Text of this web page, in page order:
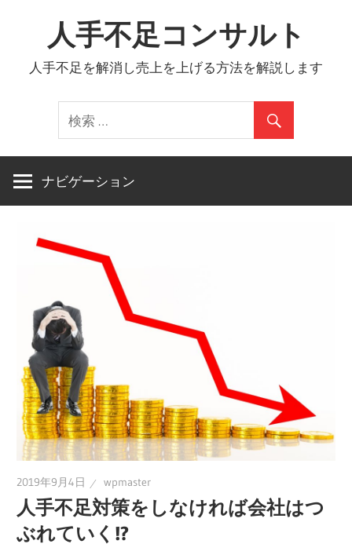
人手不足コンサルト
人手不足を解消し売上を上げる方法を解説します
ナビゲーション
2019年9月4日 wpmaster
人手不足対策をしなければ会社はつ
ぶれていく!?